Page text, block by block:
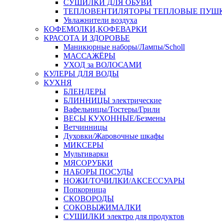
СУШИЛКИ ДЛЯ ОБУВИ
ТЕПЛОВЕНТИЛЯТОРЫ ТЕПЛОВЫЕ
Увлажнители воздуха
КОФЕМОЛКИ,КОФЕВАРКИ
КРАСОТА И ЗДОРОВЬЕ
Маникюрные наборы/Лампы/Scholl
МАССАЖЁРЫ
УХОД за ВОЛОСАМИ
КУЛЕРЫ ДЛЯ ВОДЫ
КУХНЯ
БЛЕНДЕРЫ
БЛИННИЦЫ электрические
Вафельницы/Тостеры/Грили
ВЕСЫ КУХОННЫЕ/Безмены
Ветчинницы
Духовки/Жаровочные шкафы
МИКСЕРЫ
Мультиварки
МЯСОРУБКИ
НАБОРЫ ПОСУДЫ
НОЖИ/ТОЧИЛКИ/АКСЕССУАРЫ
Попкорница
СКОВОРОДЫ
СОКОВЫЖИМАЛКИ
СУШИЛКИ электро для продуктов